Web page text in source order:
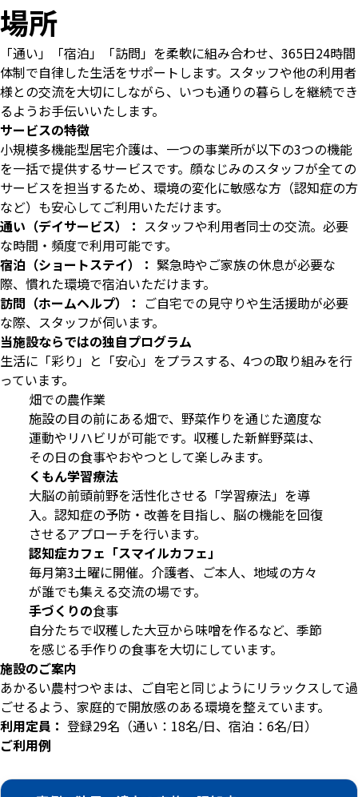
場所
「通い」「宿泊」「訪問」を柔軟に組み合わせ、365日24時間
体制で自律した生活をサポートします。スタッフや他の利用者
様との交流を大切にしながら、いつも通りの暮らしを継続でき
るようお手伝いいたします。
サービスの特徴
小規模多機能型居宅介護は、一つの事業所が以下の3つの機能
を一括で提供するサービスです。顔なじみのスタッフが全ての
サービスを担当するため、環境の変化に敏感な方（認知症の方
など）も安心してご利用いただけます。
通い（デイサービス）： スタッフや利用者同士の交流。必要
な時間・頻度で利用可能です。
宿泊（ショートステイ）： 緊急時やご家族の休息が必要な
際、慣れた環境で宿泊いただけます。
訪問（ホームヘルプ）： ご自宅での見守りや生活援助が必要
な際、スタッフが伺います。
当施設ならではの独自プログラム
生活に「彩り」と「安心」をプラスする、4つの取り組みを行
っています。
畑での農作業
施設の目の前にある畑で、野菜作りを通じた適度な
運動やリハビリが可能です。収穫した新鮮野菜は、
その日の食事やおやつとして楽しみます。
くもん学習療法
大脳の前頭前野を活性化させる「学習療法」を導
入。認知症の予防・改善を目指し、脳の機能を回復
させるアプローチを行います。
認知症カフェ「スマイルカフェ」
毎月第3土曜に開催。介護者、ご本人、地域の方々
が誰でも集える交流の場です。
手づくりの食事
自分たちで収穫した大豆から味噌を作るなど、季節
を感じる手作りの食事を大切にしています。
施設のご案内
あかるい農村つやまは、ご自宅と同じようにリラックスして過
ごせるよう、家庭的で開放感のある環境を整えています。
利用定員： 登録29名（通い：18名/日、宿泊：6名/日）
ご利用例